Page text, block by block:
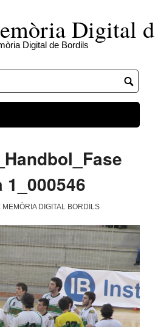
Digital
Digital de Bordils
MEMÒRIA DIGITAL BORDILS